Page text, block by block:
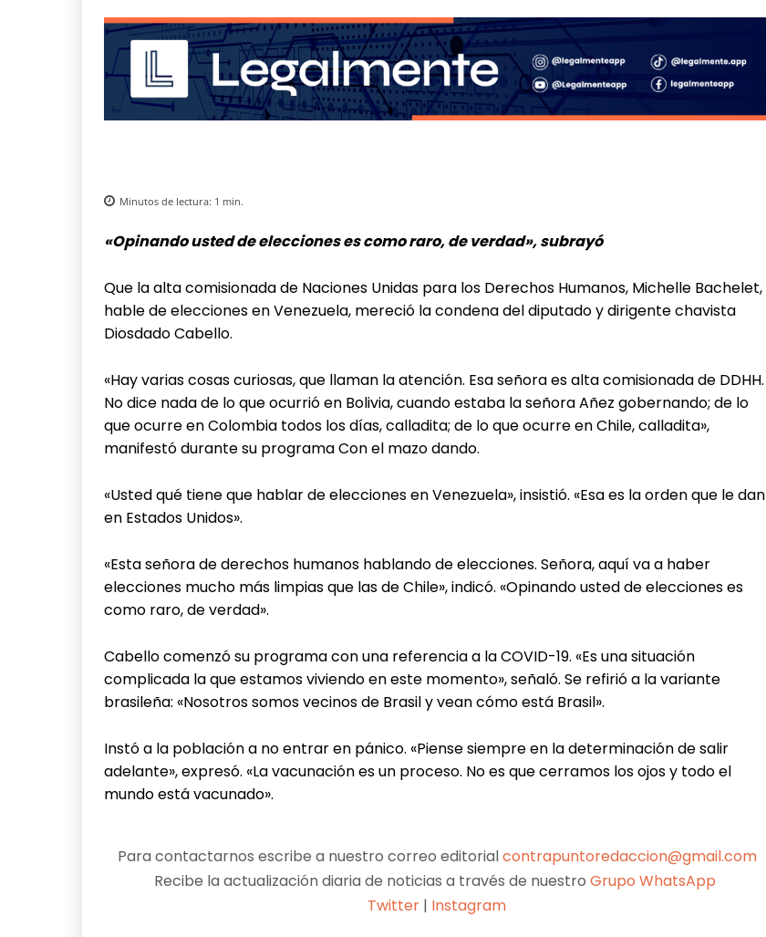
Minutos de lectura: 1 min.
«Opinando usted de elecciones es como raro, de verdad», subrayó
Que la alta comisionada de Naciones Unidas para los Derechos Humanos, Michelle Bachelet,
hable de elecciones en Venezuela, mereció la condena del diputado y dirigente chavista
Diosdado Cabello.
«Hay varias cosas curiosas, que llaman la atención. Esa señora es alta comisionada de DDHH.
No dice nada de lo que ocurrió en Bolivia, cuando estaba la señora Añez gobernando; de lo
que ocurre en Colombia todos los días, calladita; de lo que ocurre en Chile, calladita»,
manifestó durante su programa Con el mazo dando.
«Usted qué tiene que hablar de elecciones en Venezuela», insistió. «Esa es la orden que le dan
en Estados Unidos».
«Esta señora de derechos humanos hablando de elecciones. Señora, aquí va a haber
elecciones mucho más limpias que las de Chile», indicó. «Opinando usted de elecciones es
como raro, de verdad».
Cabello comenzó su programa con una referencia a la COVID-19. «Es una situación
complicada la que estamos viviendo en este momento», señaló. Se refirió a la variante
brasileña: «Nosotros somos vecinos de Brasil y vean cómo está Brasil».
Instó a la población a no entrar en pánico. «Piense siempre en la determinación de salir
adelante», expresó. «La vacunación es un proceso. No es que cerramos los ojos y todo el
mundo está vacunado».
Para contactarnos escribe a nuestro correo editorialcontrapuntoredaccion@gmail.com
Recibe la actualización diaria de noticias a través de nuestroGrupo WhatsApp
Twitter | Instagram